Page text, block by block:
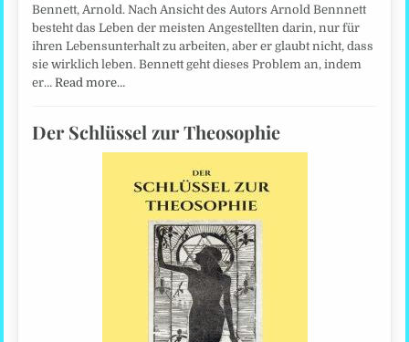
Bennett, Arnold. Nach Ansicht des Autors Arnold Bennnett
besteht das Leben der meisten Angestellten darin, nur für
ihren Lebensunterhalt zu arbeiten, aber er glaubt nicht, dass
sie wirklich leben. Bennett geht dieses Problem an, indem
er…Read more…
Der Schlüssel zur Theosophie